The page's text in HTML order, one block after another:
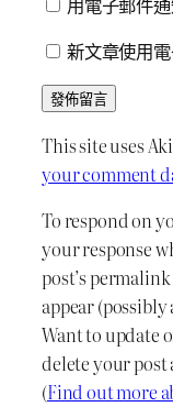
新文章使用
This site uses
your comment
To respond on
your response
post’s
appear
Want to update
delete your post
(Find out more